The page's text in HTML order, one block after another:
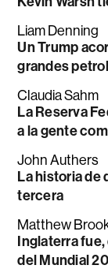
Liam Denning
Un Trump
grandes
Claudia Sahm
La Reserva
a la gente
John Authers
La historia de
tercera
Matthew
Inglaterra fue,
del Mundial